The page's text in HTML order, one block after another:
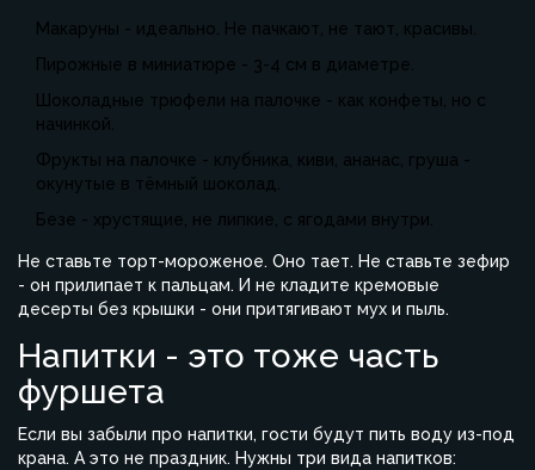
Макаруны - идеально. Не пачкают, не тают, красивы.
Пирожные в миниатюре - 3-4 см в диаметре.
Шоколадные трюфели на палочке - как конфеты, но с
начинкой.
Фрукты на палочке - клубника, киви, ананас, груша -
окунутые в тёмный шоколад.
Безе - хрустящие, не липкие, с ягодами внутри.
Не ставьте торт-мороженое. Оно тает. Не ставьте зефир
- он прилипает к пальцам. И не кладите кремовые
десерты без крышки - они притягивают мух и пыль.
Напитки - это тоже часть
фуршета
Если вы забыли про напитки, гости будут пить воду из-под
крана. А это не праздник. Нужны три вида напитков: